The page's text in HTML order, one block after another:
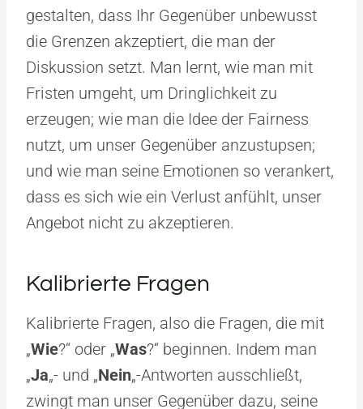
gestalten, dass Ihr Gegenüber unbewusst
die Grenzen akzeptiert, die man der
Diskussion setzt. Man lernt, wie man mit
Fristen umgeht, um Dringlichkeit zu
erzeugen; wie man die Idee der Fairness
nutzt, um unser Gegenüber anzustupsen;
und wie man seine Emotionen so verankert,
dass es sich wie ein Verlust anfühlt, unser
Angebot nicht zu akzeptieren.
Kalibrierte Fragen
Kalibrierte Fragen, also die Fragen, die mit
„Wie?“ oder „Was?“ beginnen. Indem man
„Ja„- und „Nein„-Antworten ausschließt,
zwingt man unser Gegenüber dazu, seine